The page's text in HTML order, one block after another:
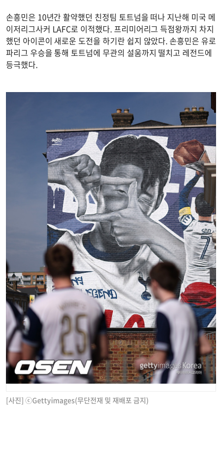
손흥민은 10년간 활약했던 친정팀 토트넘을 떠나 지난해 미국 메
이저리그사커 LAFC로 이적했다. 프리미어리그 득점왕까지 차지
했던 아이콘이 새로운 도전을 하기란 쉽지 않았다. 손흥민은 유로
파리그 우승을 통해 토트넘에 무관의 설움까지 떨치고 레전드에
등극했다.
[사진] ⓒGettyimages(무단전재 및 재배포 금지)